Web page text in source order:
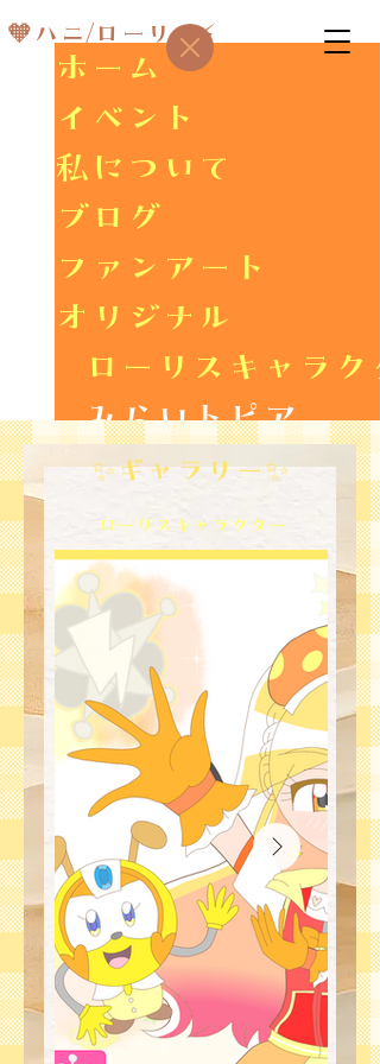
🧡ハニ/ローリス⚡
ホーム
イベント
私について
ブログ
ファンアート
オリジナル
ローリスキャラク
みらいトピア
ギャラリー
✨ギャラリー✨
ローリスキャラクター